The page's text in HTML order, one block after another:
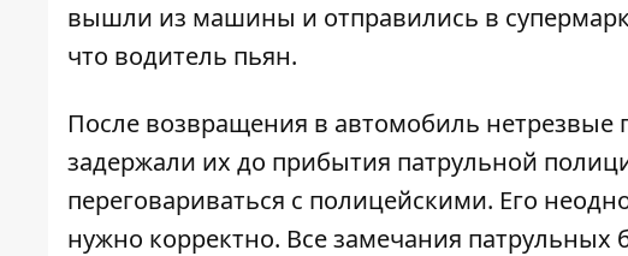
вышли из машины и отправились в
что водитель пьян.
После возвращения в автомобиль нетрезвые
задержали их до прибытия патрульной
переговариваться с полицейскими. Его
нужно корректно. Все замечания